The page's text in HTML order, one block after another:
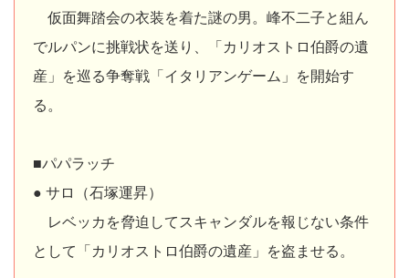
仮面舞踏会の衣装を着た謎の男。峰不二子と組ん
でルパンに挑戦状を送り、「カリオストロ伯爵の遺
産」を巡る争奪戦「イタリアンゲーム」を開始す
る。
■パパラッチ
● サロ（石塚運昇）
レベッカを脅迫してスキャンダルを報じない条件
として「カリオストロ伯爵の遺産」を盗ませる。